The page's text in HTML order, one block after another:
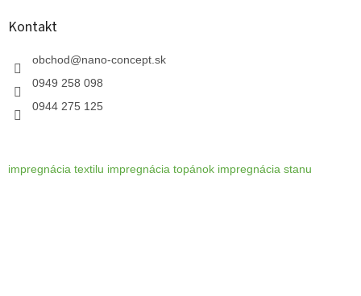
Kontakt
obchod@nano-concept.sk
0949 258 098
0944 275 125
impregnácia textilu impregnácia topánok impregnácia stanu